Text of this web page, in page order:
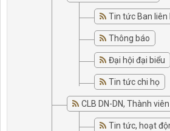
Tin tức Ban liên
Thông báo
Đại hội đại biểu
Tin tức chi họ
CLB DN-DN, Thành
Tin tức, hoạt